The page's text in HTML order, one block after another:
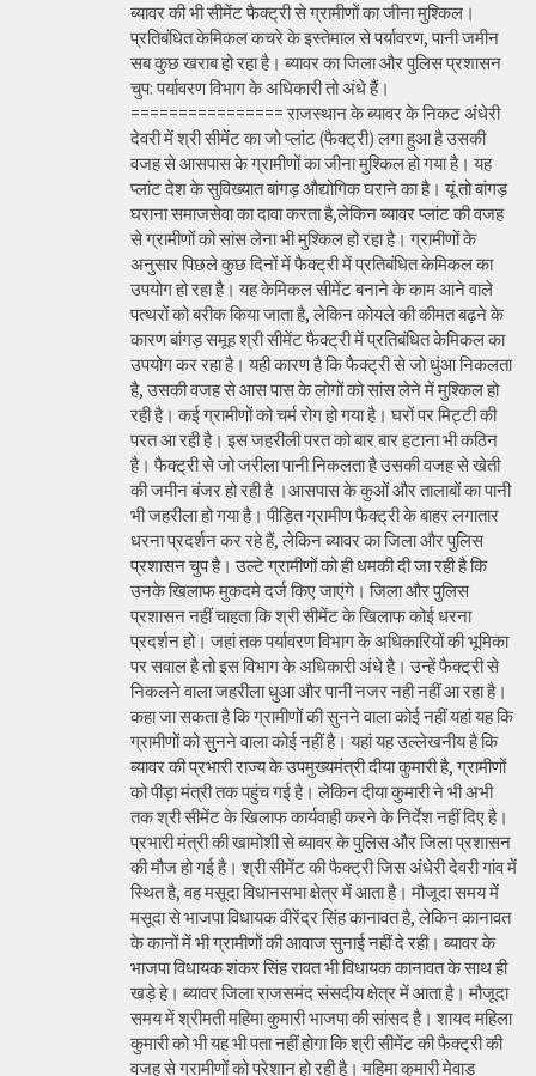
ब्यावर की भी सीमेंट फैक्ट्री से ग्रामीणों का जीना मुश्किल।
प्रतिबंधित केमिकल कचरे के इस्तेमाल से पर्यावरण, पानी जमीन
सब कुछ खराब हो रहा है। ब्यावर का जिला और पुलिस प्रशासन
चुप: पर्यावरण विभाग के अधिकारी तो अंधे हैं।
================ राजस्थान के ब्यावर के निकट अंधेरी
देवरी में श्री सीमेंट का जो प्लांट (फैक्ट्री) लगा हुआ है उसकी
वजह से आसपास के ग्रामीणों का जीना मुश्किल हो गया है। यह
प्लांट देश के सुविख्यात बांगड़ औद्योगिक घराने का है। यूं तो बांगड़
घराना समाजसेवा का दावा करता है,लेकिन ब्यावर प्लांट की वजह
से ग्रामीणों को सांस लेना भी मुश्किल हो रहा है। ग्रामीणों के
अनुसार पिछले कुछ दिनों में फैक्ट्री में प्रतिबंधित केमिकल का
उपयोग हो रहा है। यह केमिकल सीमेंट बनाने के काम आने वाले
पत्थरों को बरीक किया जाता है, लेकिन कोयले की कीमत बढ़ने के
कारण बांगड़ समूह श्री सीमेंट फैक्ट्री में प्रतिबंधित केमिकल का
उपयोग कर रहा है। यही कारण है कि फैक्ट्री से जो धुंआ निकलता
है, उसकी वजह से आस पास के लोगों को सांस लेने में मुश्किल हो
रही है। कई ग्रामीणों को चर्म रोग हो गया है। घरों पर मिट्टी की
परत आ रही है। इस जहरीली परत को बार बार हटाना भी कठिन
है। फैक्ट्री से जो जरीला पानी निकलता है उसकी वजह से खेती
की जमीन बंजर हो रही है ।आसपास के कुओं और तालाबों का पानी
भी जहरीला हो गया है। पीड़ित ग्रामीण फैक्ट्री के बाहर लगातार
धरना प्रदर्शन कर रहे हैं, लेकिन ब्यावर का जिला और पुलिस
प्रशासन चुप है। उल्टे ग्रामीणों को ही धमकी दी जा रही है कि
उनके खिलाफ मुकदमे दर्ज किए जाएंगे। जिला और पुलिस
प्रशासन नहीं चाहता कि श्री सीमेंट के खिलाफ कोई धरना
प्रदर्शन हो। जहां तक पर्यावरण विभाग के अधिकारियों की भूमिका
पर सवाल है तो इस विभाग के अधिकारी अंधे है। उन्हें फैक्ट्री से
निकलने वाला जहरीला धुआ और पानी नजर नही नहीं आ रहा है।
कहा जा सकता है कि ग्रामीणों की सुनने वाला कोई नहीं यहां यह कि
ग्रामीणों को सुनने वाला कोई नहीं है। यहां यह उल्लेखनीय है कि
ब्यावर की प्रभारी राज्य के उपमुख्यमंत्री दीया कुमारी है, ग्रामीणों
को पीड़ा मंत्री तक पहुंच गई है। लेकिन दीया कुमारी ने भी अभी
तक श्री सीमेंट के खिलाफ कार्यवाही करने के निर्देश नहीं दिए है।
प्रभारी मंत्री की खामोशी से ब्यावर के पुलिस और जिला प्रशासन
की मौज हो गई है। श्री सीमेंट की फैक्ट्री जिस अंधेरी देवरी गांव में
स्थित है, वह मसूदा विधानसभा क्षेत्र में आता है। मौजूदा समय में
मसूदा से भाजपा विधायक वीरेंद्र सिंह कानावत है, लेकिन कानावत
के कानों में भी ग्रामीणों की आवाज सुनाई नहीं दे रही। ब्यावर के
भाजपा विधायक शंकर सिंह रावत भी विधायक कानावत के साथ ही
खड़े हे। ब्यावर जिला राजसमंद संसदीय क्षेत्र में आता है। मौजूदा
समय में श्रीमती महिमा कुमारी भाजपा की सांसद है। शायद महिला
कुमारी को भी यह भी पता नहीं होगा कि श्री सीमेंट की फैक्ट्री की
वजह से ग्रामीणों को परेशान हो रही है। महिमा कुमारी मेवाड़